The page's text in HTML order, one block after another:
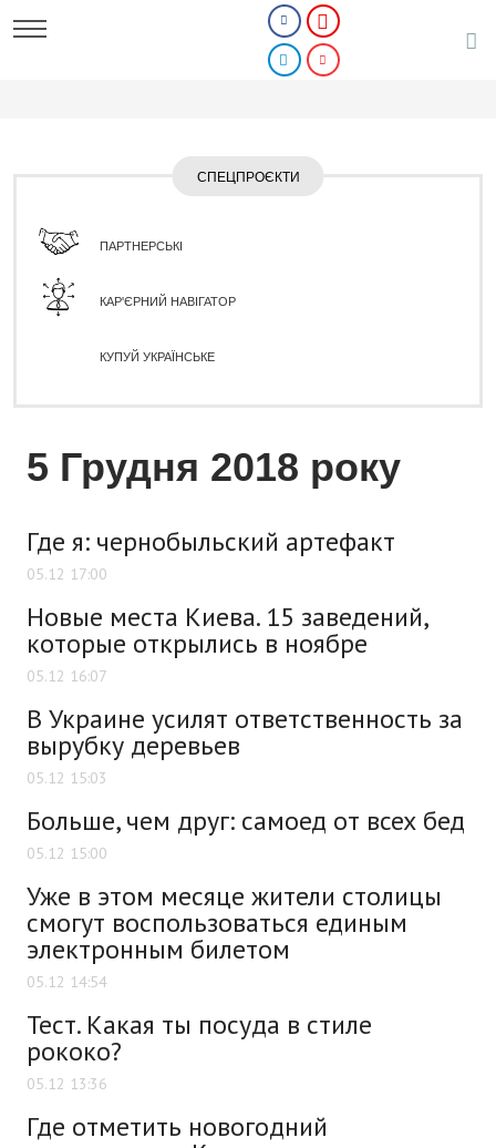
СПЕЦПРОЄКТИ
ПАРТНЕРСЬКІ
КАР'ЄРНИЙ НАВІГАТОР
КУПУЙ УКРАЇНСЬКЕ
5 Грудня 2018 року
Где я: чернобыльский артефакт
05.12 17:00
Новые места Киева. 15 заведений,
которые открылись в ноябре
05.12 16:07
В Украине усилят ответственность за
вырубку деревьев
05.12 15:03
Больше, чем друг: самоед от всех бед
05.12 15:00
Уже в этом месяце жители столицы
смогут воспользоваться единым
электронным билетом
05.12 14:54
Тест. Какая ты посуда в стиле
рококо?
05.12 13:36
Где отметить новогодний